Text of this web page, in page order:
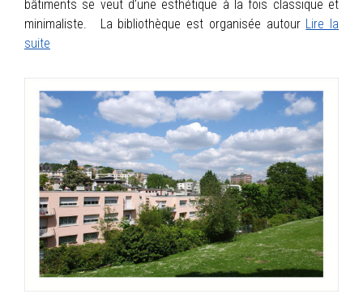
bâtiments se veut d’une esthétique à la fois classique et
minimaliste. La bibliothèque est organisée autour Lire la
suite